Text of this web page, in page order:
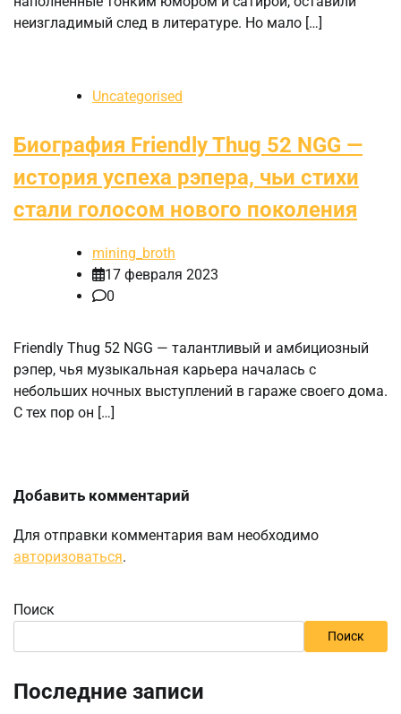
неизгладимый след в литературе. Но мало […]
Uncategorised
Биография Friendly Thug 52 NGG —
история успеха рэпера, чьи стихи
стали голосом нового поколения
mining_broth
17 февраля 2023
0
Friendly Thug 52 NGG — талантливый и амбициозный
рэпер, чья музыкальная карьера началась с
небольших ночных выступлений в гараже своего дома.
С тех пор он […]
Добавить комментарий
Для отправки комментария вам необходимо
авторизоваться.
Поиск
Поиск
Последние записи